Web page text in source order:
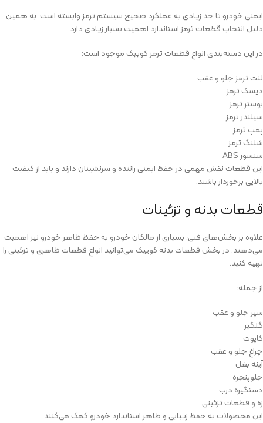
ایمنی خودرو تا حد زیادی به عملکرد صحیح سیستم ترمز وابسته است. به همین
دلیل انتخاب قطعات ترمز استاندارد اهمیت بسیار زیادی دارد.
در این دسته‌بندی انواع قطعات ترمز کوییک موجود است:
لنت ترمز جلو و عقب
دیسک ترمز
بوستر ترمز
سیلندر ترمز
پمپ ترمز
شلنگ ترمز
سنسور ABS
این قطعات نقش مهمی در حفظ ایمنی راننده و سرنشینان دارند و باید از کیفیت
بالایی برخوردار باشند.
قطعات بدنه و تزئینات
علاوه بر بخش‌های فنی، بسیاری از مالکان خودرو به حفظ ظاهر خودرو نیز اهمیت
می‌دهند. در بخش قطعات بدنه کوییک می‌توانید انواع قطعات ظاهری و تزئینی را
تهیه کنید.
از جمله:
سپر جلو و عقب
گلگیر
کاپوت
چراغ جلو و عقب
آینه بغل
جلوپنجره
دستگیره درب
زه و قطعات تزئینی
این محصولات به حفظ زیبایی و ظاهر استاندارد خودرو کمک می‌کنند.